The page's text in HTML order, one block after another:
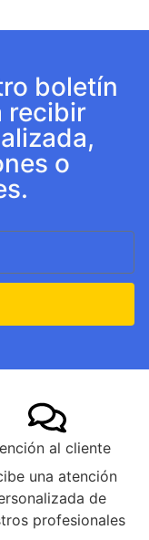
boletín
recibir
o
al cliente
una atención
de
profesionales